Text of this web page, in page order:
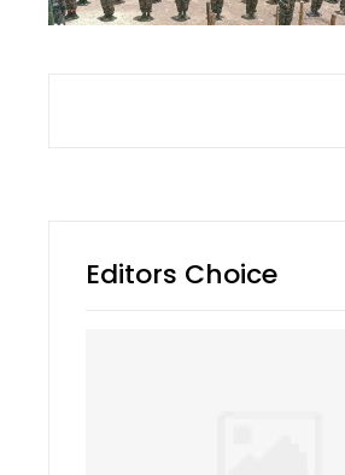
Editors Choice